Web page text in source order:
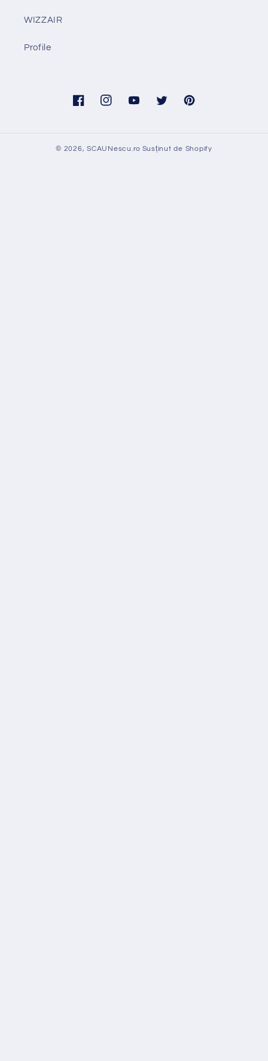
WIZZAIR
Profile
FacebookInstagramYouTubeTwitter Pinterest
© 2026,SCAUNescu.ro Susținut de Shopify